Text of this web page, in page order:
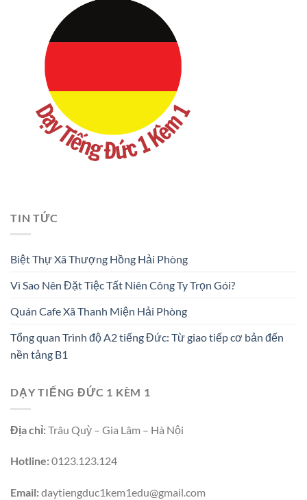
TIN TỨC
Biệt Thự Xã Thượng Hồng Hải Phòng
Vì Sao Nên Đặt Tiệc Tất Niên Công Ty Trọn Gói?
Quán Cafe Xã Thanh Miện Hải Phòng
Tổng quan Trình độ A2 tiếng Đức: Từ giao tiếp cơ bản đến
nền tảng B1
DẠY TIẾNG ĐỨC 1 KÈM 1
Địa chỉ:Trâu Quỳ – Gia Lâm – Hà Nội
Hotline:0123.123.124
Email:daytiengduc1kem1edu@gmail.com